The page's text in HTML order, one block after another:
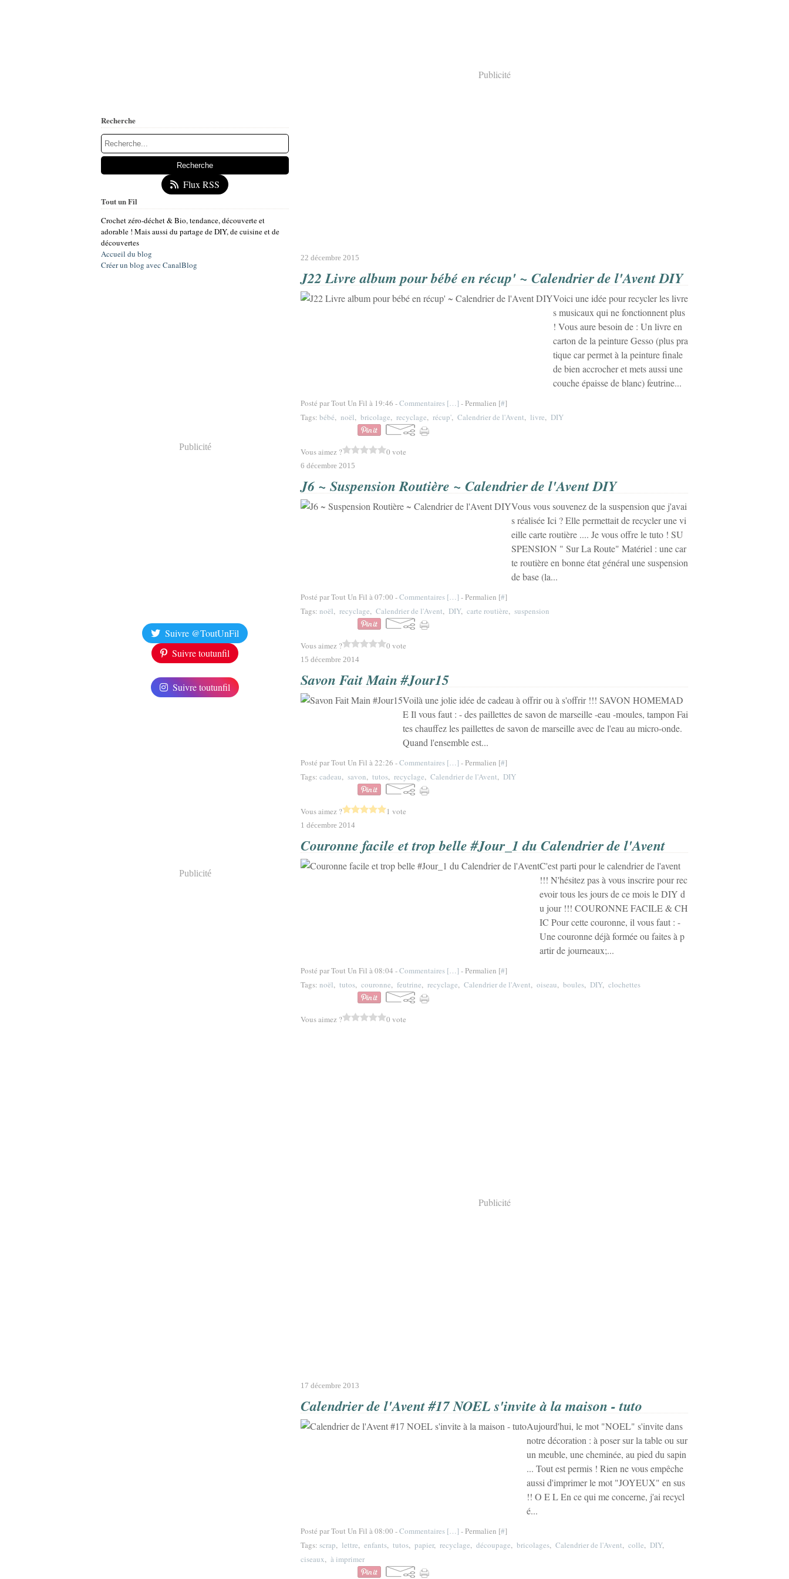
Recherche
Flux RSS
Tout un Fil
Crochet zéro-déchet & Bio, tendance, découverte et
adorable ! Mais aussi du partage de DIY, de cuisine et de
découvertes
Accueil du blog
Créer un blog avec CanalBlog
Publicité
Suivre @ToutUnFil
Suivre toutunfil
Suivre toutunfil
Publicité
Publicité
22 décembre 2015
J22 Livre album pour bébé en récup' ~ Calendrier de l'Avent DIY
Voici une idée pour recycler les livre
s musicaux qui ne fonctionnent plus
! Vous aure besoin de : Un livre en
carton de la peinture Gesso (plus pra
tique car permet à la peinture finale
de bien accrocher et mets aussi une
couche épaisse de blanc) feutrine...
Posté par Tout Un Fil à 19:46 -Commentaires […] - Permalien [#]
Tags: bébé, noël, bricolage, recyclage, récup', Calendrier de l'Avent, livre, DIY
Vous aimez ? 0 vote
6 décembre 2015
J6 ~ Suspension Routière ~ Calendrier de l'Avent DIY
Vous vous souvenez de la suspension que j'avai
s réalisée Ici ? Elle permettait de recycler une vi
eille carte routière .... Je vous offre le tuto ! SU
SPENSION " Sur La Route" Matériel : une car
te routière en bonne état général une suspension
de base (la...
Posté par Tout Un Fil à 07:00 -Commentaires […] - Permalien [#]
Tags: noël, recyclage, Calendrier de l'Avent, DIY, carte routière, suspension
Vous aimez ? 0 vote
15 décembre 2014
Savon Fait Main #Jour15
Voilà une jolie idée de cadeau à offrir ou à s'offrir !!! SAVON HOMEMAD
E Il vous faut : - des paillettes de savon de marseille -eau -moules, tampon Fai
tes chauffez les paillettes de savon de marseille avec de l'eau au micro-onde.
Quand l'ensemble est...
Posté par Tout Un Fil à 22:26 -Commentaires […] - Permalien [#]
Tags: cadeau, savon, tutos, recyclage, Calendrier de l'Avent, DIY
Vous aimez ? 1 vote
1 décembre 2014
Couronne facile et trop belle #Jour_1 du Calendrier de l'Avent
C'est parti pour le calendrier de l'avent
!!! N'hésitez pas à vous inscrire pour rec
evoir tous les jours de ce mois le DIY d
u jour !!! COURONNE FACILE & CH
IC Pour cette couronne, il vous faut : -
Une couronne déjà formée ou faites à p
artir de journeaux;...
Posté par Tout Un Fil à 08:04 -Commentaires […] - Permalien [#]
Tags: noël, tutos, couronne, feutrine, recyclage, Calendrier de l'Avent, oiseau, boules, DIY, clochettes
Vous aimez ? 0 vote
Publicité
17 décembre 2013
Calendrier de l'Avent #17 NOEL s'invite à la maison - tuto
Aujourd'hui, le mot "NOEL" s'invite dans
notre décoration : à poser sur la table ou sur
un meuble, une cheminée, au pied du sapin
... Tout est permis ! Rien ne vous empêche
aussi d'imprimer le mot "JOYEUX" en sus
!! O E L En ce qui me concerne, j'ai recycl
é...
Posté par Tout Un Fil à 08:00 -Commentaires […] - Permalien [#]
Tags: scrap, lettre, enfants, tutos, papier, recyclage, découpage, bricolages, Calendrier de l'Avent, colle, DIY,
ciseaux, à imprimer